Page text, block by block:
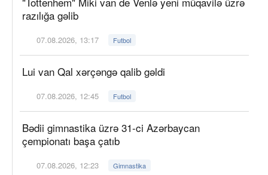
razılığa gəlib
07.08.2026, 13:17 Futbol
Lui van Qal xərçəngə qalib gəldi
07.08.2026, 12:45 Futbol
Bədii gimnastika üzrə 31-ci Azərbaycan
çempionatı başa çatıb
07.08.2026, 12:23 Gimnastika